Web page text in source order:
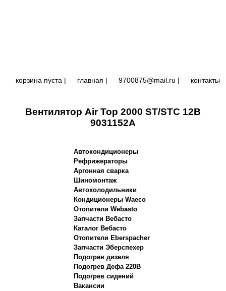
корзина пуста | главная | 9700875@mail.ru | контакты
Вентилятор Air Top 2000 ST/STC 12В
9031152A
Автокондиционеры
Рефрижераторы
Аргонная сварка
Шиномонтаж
Автохолодильники
Кондиционеры Waeco
Отопители Webasto
Запчасти Вебасто
Каталог Вебасто
Отопители Eberspacher
Запчасти Эберспехер
Подогрев дизеля
Подогрев Дефа 220В
Подогрев сидений
Вакансии